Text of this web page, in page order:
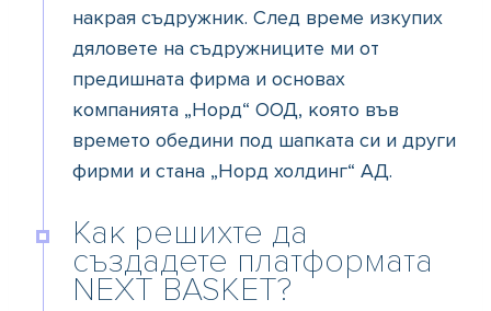
накрая съдружник. След време изкупих
дяловете на съдружниците ми от
предишната фирма и основах
компанията „Норд“ ООД, която във
времето обедини под шапката си и други
фирми и стана „Норд холдинг“ АД.
Как решихте да
създадете платформата
NEXT BASKET?